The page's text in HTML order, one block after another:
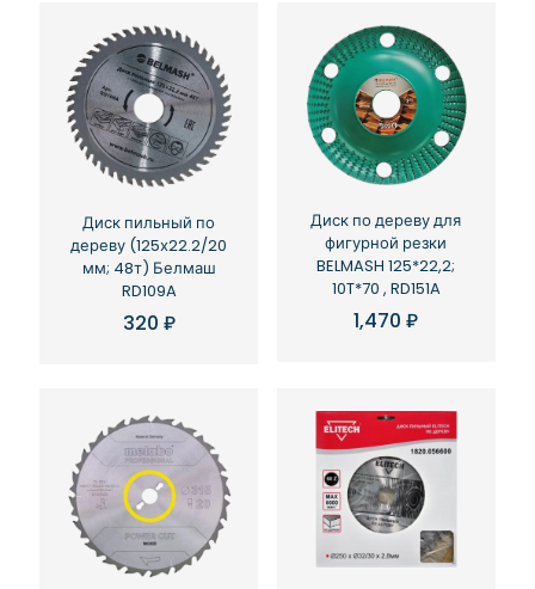
Диск пильный по
дереву (125х22.2/20
мм; 48т) Белмаш
RD109A
320 ₽
Диск по дереву для
фигурной резки
BELMASH 125*22,2;
10T*70 , RD151A
1,470₽